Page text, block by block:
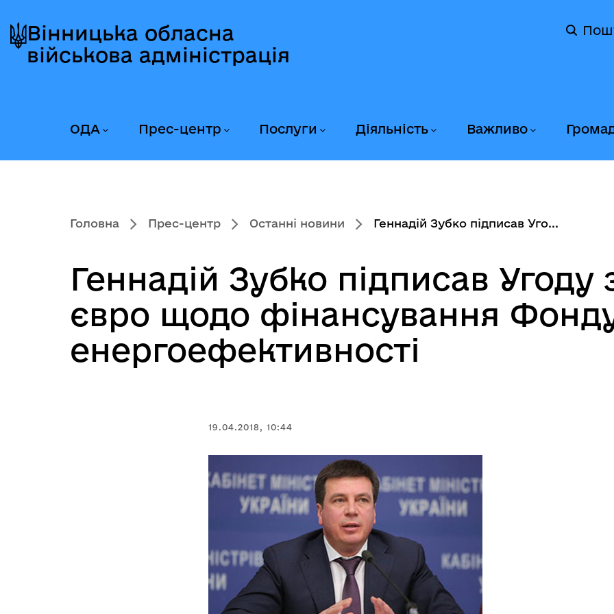
до
головного
до
головного
вмісту
до
головного
колонтитула
Вінницька обласна
військова адміністрація
ОДА Прес-центр Послуги Діяльність Важливо
Головна Прес-центр Останні новини Геннадій Зубко підписав Уго...
Геннадій Зубко підписав
євро щодо фінансування
енергоефективності
19.04.2018, 10:44